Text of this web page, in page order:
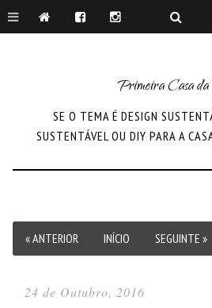
Primeira Casa
SE O TEMA É DESIGN
SUSTENTÁVEL OU DIY PARA A
« ANTERIOR INÍCIO SEGUINTE »
24 de Outubro, 2016